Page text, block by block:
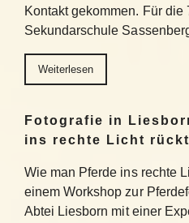
Kontakt gekommen. Für die
Sekundarschule
Weiterlesen
Fotografie in
ins rechte Licht rückt
Wie man Pferde ins rechte
einem Workshop zur
Abtei Liesborn mit einer